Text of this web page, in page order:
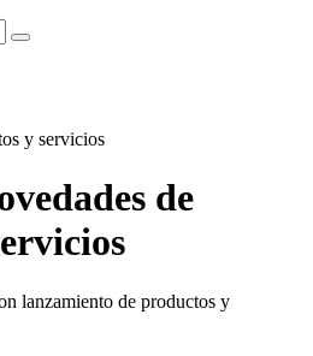
y servicios
de
lanzamiento de productos y